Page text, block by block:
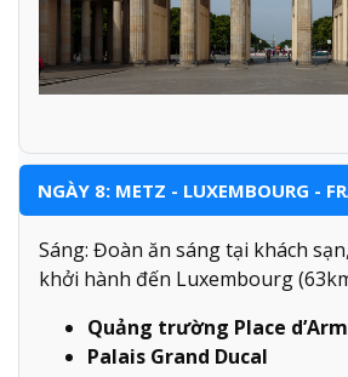
NGÀY 8: METZ - LUXEMBOURG -
Sáng: Đoàn ăn sáng tại khách
khởi hành đến Luxembourg
Quảng trường Place
Palais Grand Ducal